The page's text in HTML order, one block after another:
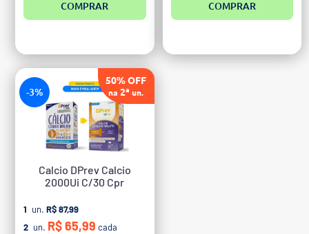
COMPRAR COMPRAR
50% OFF
na 2ª un.
-3%
Calcio DPrev Calcio
2000Ui C/30 Cpr
1 un. R$ 87,99
2 un. R$ 65,99 cada